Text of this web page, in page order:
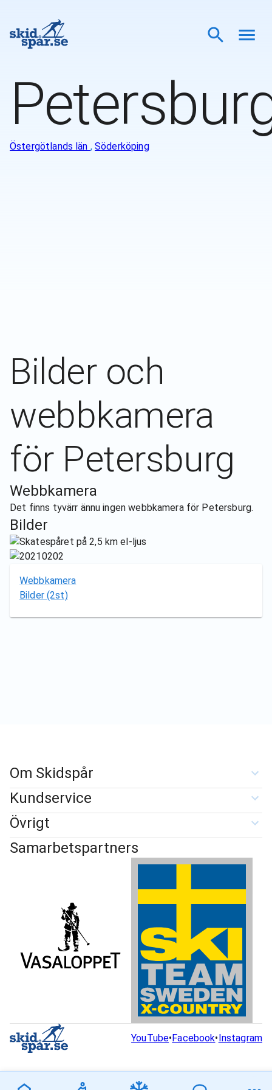
Östergötlands län ,Söderköping
Bilder och
webbkamera
för Petersburg
Webbkamera
Det finns tyvärr ännu ingen webbkamera för Petersburg.
Bilder
Webbkamera
Bilder(2st)
Om Skidspår
Kundservice
Övrigt
Samarbetspartners
YouTube•Facebook•Instagram